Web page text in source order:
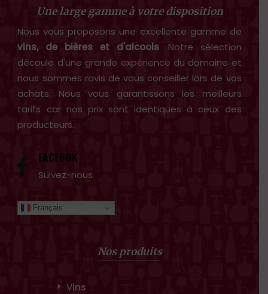
Une large gamme à votre disposition
Nous vous proposons une excellente gamme de
vins, de bières et d'alcools. Notre sélection
découle d'une grande expérience du domaine et
nous sommes ravis de vous conseiller lors de vos
achats. Nous vous garantissons les meilleurs
tarifs car nos prix sont identiques à ceux des
producteurs.
FACEBOK
Suivez-nous
Français
Nos produits
Vins